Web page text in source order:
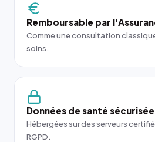
Remboursable par
Comme une consultation
soins.
Données de santé
Hébergées sur des serveurs
RGPD.